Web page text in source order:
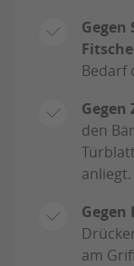
Gegen
Bedarf
Gegen
den
anliegt.
Gegen
am